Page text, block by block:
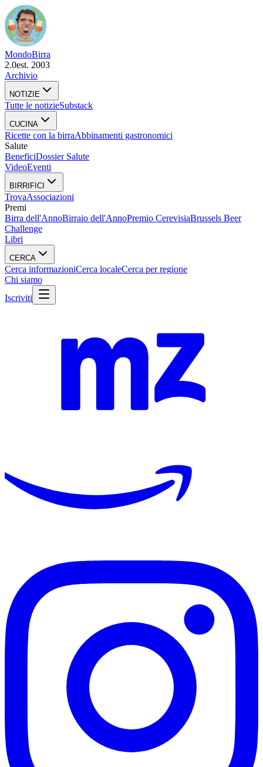
MondoBirra
2.0est. 2003
Archivio
NOTIZIE
Tutte le notizieSubstack
CUCINA
Ricette con la birraAbbinamenti gastronomici
Salute
BeneficiDossier Salute
VideoEventi
BIRRIFICI
TrovaAssociazioni
Premi
Birra dell'AnnoBirraio dell'AnnoPremio CerevisiaBrussels Beer
Challenge
Libri
CERCA
Cerca informazioniCerca localeCerca per regione
Chi siamo
Iscriviti